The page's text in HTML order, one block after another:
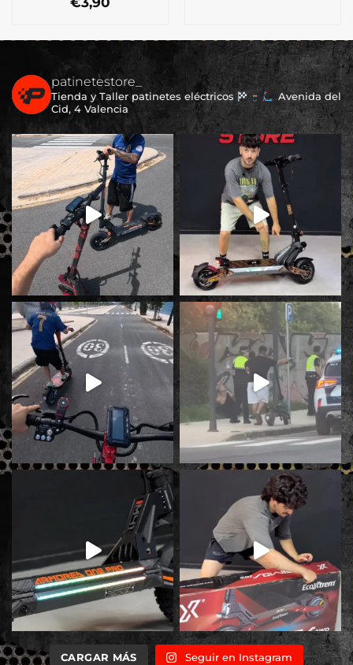
patinetestore_
Tienda y Taller patinetes eléctricos
Avenida del
Cid, 4 Valencia
CARGAR MÁS Seguir en Instagram